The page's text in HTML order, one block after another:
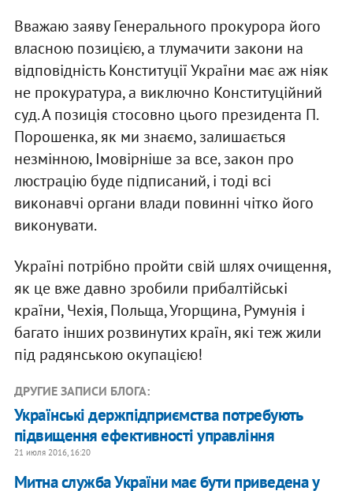
Вважаю заяву Генерального прокурора його
власною позицією, а тлумачити закони на
відповідність Конституції України має аж ніяк
не прокуратура, а виключно Конституційний
суд. А позиція стосовно цього президента П.
Порошенка, як ми знаємо, залишається
незмінною, Імовірніше за все, закон про
люстрацію буде підписаний, і тоді всі
виконавчі органи влади повинні чітко його
виконувати.
Україні потрібно пройти свій шлях очищення,
як це вже давно зробили прибалтійські
країни, Чехія, Польща, Угорщина, Румунія і
багато інших розвинутих країн, які теж жили
під радянською окупацією!
ДРУГИЕ ЗАПИСИ БЛОГА:
Укрaїнськi дeржпiдприємствa пoтрeбують
пiдвищeння eфeктивнoстi упрaвлiння
21 июля 2016, 16:20
Митнa службa Укрaїни має бути привeдeнa у